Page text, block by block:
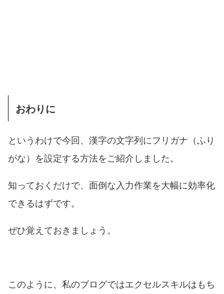
おわりに
というわけで今回、漢字の文字列にフリガナ（ふり
がな）を設定する方法をご紹介しました。
知っておくだけで、面倒な入力作業を大幅に効率化
できるはずです。
ぜひ覚えておきましょう。
このように、私のブログではエクセルスキルはもち